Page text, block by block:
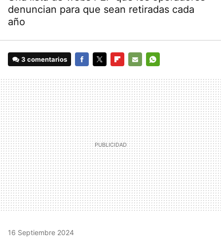
denuncian para que sean retiradas cada
año
3 comentarios
MAIL
16 Septiembre 2024